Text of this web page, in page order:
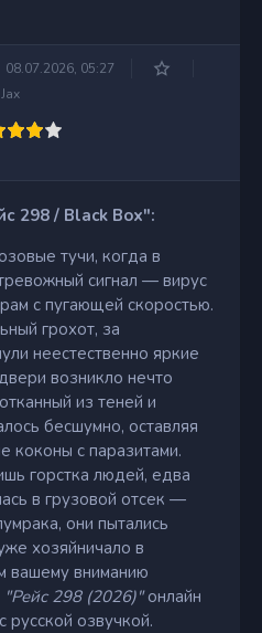
08.07.2026, 05:27
Jax
298 / Black Box":
тучи, когда в
сигнал — вирус
с пугающей скоростью.
грохот, за
неестественно яркие
возникло нечто
из теней и
бесшумно, оставляя
коконы с паразитами.
горстка людей, едва
в грузовой отсек —
они пытались
хозяйничало в
вашему вниманию
"Рейс 298 (2026)"онлайн
русской озвучкой.